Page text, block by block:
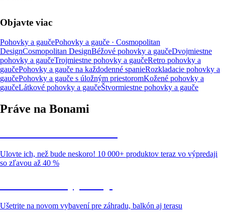
Objavte viac
Pohovky a gaučePohovky a gauče · Cosmopolitan
DesignCosmopolitan DesignBéžové pohovky a gaučeDvojmiestne
pohovky a gaučeTrojmiestne pohovky a gaučeRetro pohovky a
gaučePohovky a gauče na každodenné spanieRozkladacie pohovky a
gaučePohovky a gauče s úložným priestoromKožené pohovky a
gaučeLátkové pohovky a gaučeŠtvormiestne pohovky a gauče
Práve na Bonami
Ulovte ich, než bude neskoro! 10 000+ produktov teraz vo výpredaji
so zľavou až 40 %
Ušetrite na novom vybavení pre záhradu, balkón aj terasu